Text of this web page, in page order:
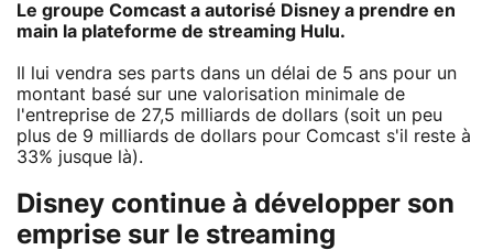
Le groupe Comcast a autorisé Disney a prendre en
main la plateforme de streaming Hulu.
Il lui vendra ses parts dans un délai de 5 ans pour un
montant basé sur une valorisation minimale de
l'entreprise de 27,5 milliards de dollars (soit un peu
plus de 9 milliards de dollars pour Comcast s'il reste à
33% jusque là).
Disney continue à développer son
emprise sur le streaming